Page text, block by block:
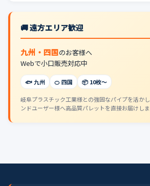
🚚 遠方エリア歓迎
九州・四国のお客様へ
Webで小口販売対応中
🐟 九州 🍊 四国 📦 10枚〜
岐阜プラスチック工業様との強固なパイプを活か
ンドユーザー様へ高品質パレットを直接お届けしま